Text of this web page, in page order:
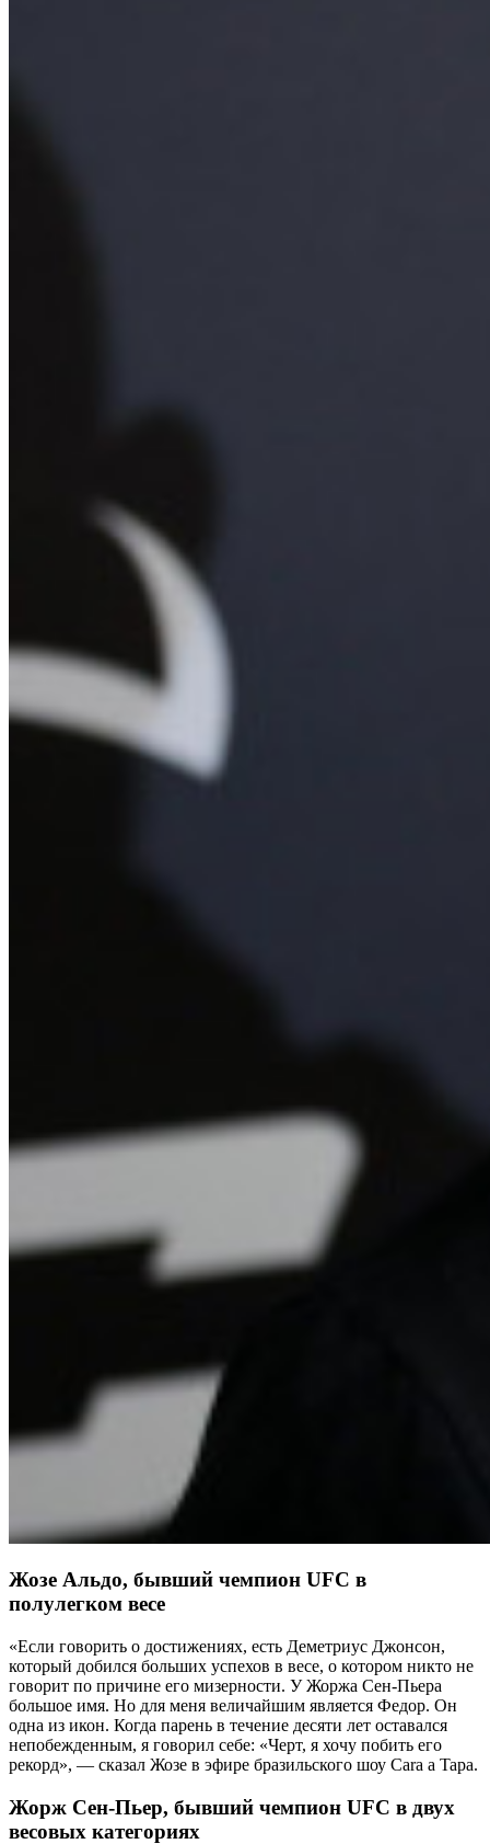
Жозе Альдо, бывший чемпион UFC в
полулегком весе
«Если говорить о достижениях, есть Деметриус Джонсон,
который добился больших успехов в весе, о котором никто не
говорит по причине его мизерности. У Жоржа Сен-Пьера
большое имя. Но для меня величайшим является Федор. Он
одна из икон. Когда парень в течение десяти лет оставался
непобежденным, я говорил себе: «Черт, я хочу побить его
рекорд», — сказал Жозе в эфире бразильского шоу Cara a Tapa.
Жорж Сен-Пьер, бывший чемпион UFC в двух
весовых категориях